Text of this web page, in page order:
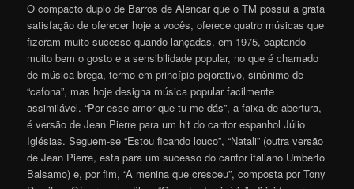
O compacto duplo de Barros de Alencar que o TM possui a grata
satisfação de oferecer hoje a vocês, oferece quatro músicas que
fizeram muito sucesso quando lançadas, em 1975, captando
muito bem o gosto e a sensibilidade popular, no que é chamado
de música brega, termo em princípio pejorativo, sinônimo de
“cafona”, mas hoje designa música popular facilmente
assimilável. “Por esse amor que tu me dás”, a faixa de abertura,
é versão de Jean Pierre para um hit do cantor espanhol Júlio
Iglésias. Seguem-se “Estou ficando louco”, “Natali” (outra versão
de Jean Pierre, esta para um sucesso do cantor italiano Umberto
Balsamo) e, por fim, “A menina que cresceu”, composta por Tony